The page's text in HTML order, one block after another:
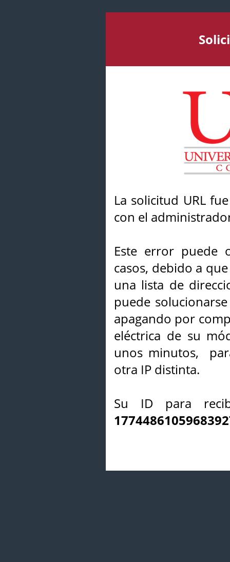
La solicitud URL
con el
Este error puede
casos, debido a
una lista de
puede
apagando por
eléctrica de su
unos minutos,
otra IP distinta.
Su ID para